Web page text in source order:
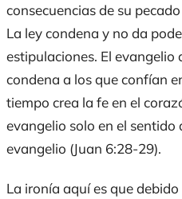
consecuencias de su
La ley condena y no da
estipulaciones. El evangelio
condena a los que confían
tiempo crea la fe en el
evangelio solo en el sentido
evangelio (Juan 6:28-29).
La ironía aquí es que